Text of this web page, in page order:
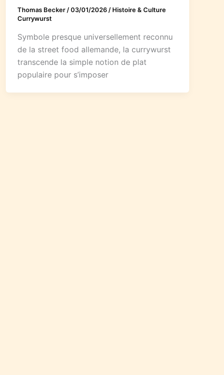
Thomas Becker/03/01/2026/ Histoire & Culture
Currywurst
Symbole presque universellement reconnu
de la street food allemande, la currywurst
transcende la simple notion de plat
populaire pour s’imposer